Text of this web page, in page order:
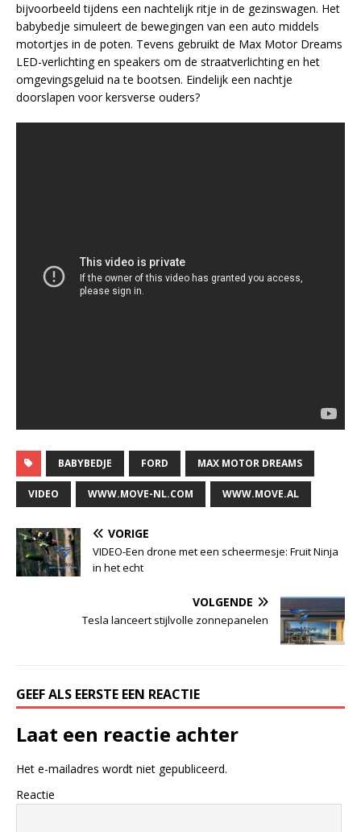
bijvoorbeeld tijdens een nachtelijk ritje in de gezinswagen. Het
babybedje simuleert de bewegingen van een auto middels
motortjes in de poten. Tevens gebruikt de Max Motor Dreams
LED-verlichting en speakers om de straatverlichting en het
omgevingsgeluid na te bootsen. Eindelijk een nachtje
doorslapen voor kersverse ouders?
BABYBEDJE FORD MAX MOTOR DREAMS
VIDEO WWW.MOVE-NL.COM WWW.MOVE.AL
VORIGE
VIDEO-Een drone met een scheermesje: Fruit Ninja
in het echt
VOLGENDE
Tesla lanceert stijlvolle zonnepanelen
GEEF ALS EERSTE EEN REACTIE
Laat een reactie achter
Het e-mailadres wordt niet gepubliceerd.
Reactie